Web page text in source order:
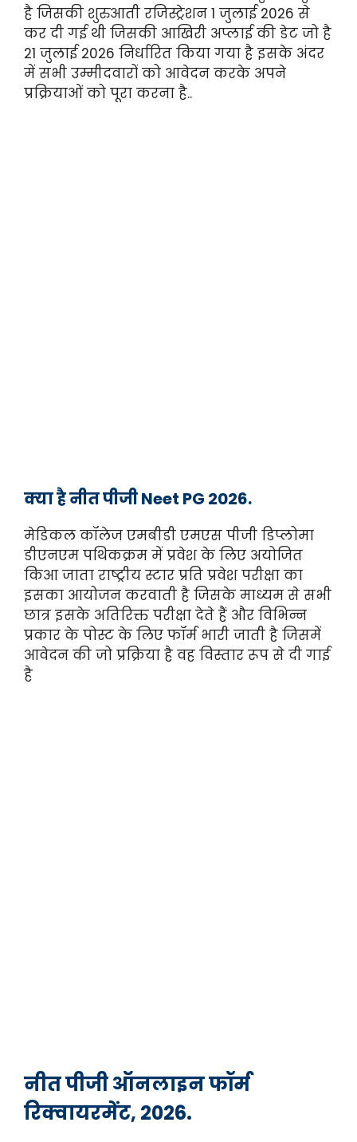
है जिसकी शुरुआती रजिस्ट्रेशन 1 जुलाई 2026 से
कर दी गई थी जिसकी आखिरी अप्लाई की डेट जो है
21 जुलाई 2026 निर्धारित किया गया है इसके अंदर
में सभी उम्मीदवारों को आवेदन करके अपने
प्रक्रियाओं को पूरा करना है..
क्या है नीत पीजी Neet PG 2026.
मेडिकल कॉलेज एमबीडी एमएस पीजी डिप्लोमा
डीएनएम पथिकक्रम में प्रवेश के लिए अयोजित
किआ जाता राष्ट्रीय स्टार प्रति प्रवेश परीक्षा का
इसका आयोजन करवाती है जिसके माध्यम से सभी
छात्र इसके अतिरिक्त परीक्षा देते हैं और विभिन्न
प्रकार के पोस्ट के लिए फॉर्म भारी जाती है जिसमें
आवेदन की जो प्रक्रिया है वह विस्तार रूप से दी गाई
है
नीत पीजी ऑनलाइन फॉर्म
रिक्वायरमेंट, 2026.